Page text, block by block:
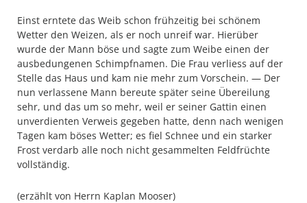
Einst erntete das Weib schon frühzeitig bei schönem
Wetter den Weizen, als er noch unreif war. Hierüber
wurde der Mann böse und sagte zum Weibe einen der
ausbedungenen Schimpfnamen. Die Frau verliess auf der
Stelle das Haus und kam nie mehr zum Vorschein. — Der
nun verlassene Mann bereute später seine Übereilung
sehr, und das um so mehr, weil er seiner Gattin einen
unverdienten Verweis gegeben hatte, denn nach wenigen
Tagen kam böses Wetter; es fiel Schnee und ein starker
Frost verdarb alle noch nicht gesammelten Feldfrüchte
vollständig.
(erzählt von Herrn Kaplan Mooser)